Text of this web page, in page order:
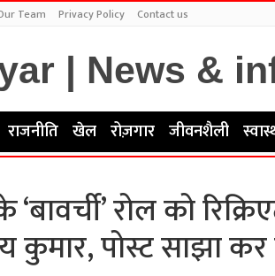
Team Privacy Policy Contact us
राजनीति खेल रोज़गार जीवनशैली
रोल को
कुमार, पोस्ट साझा